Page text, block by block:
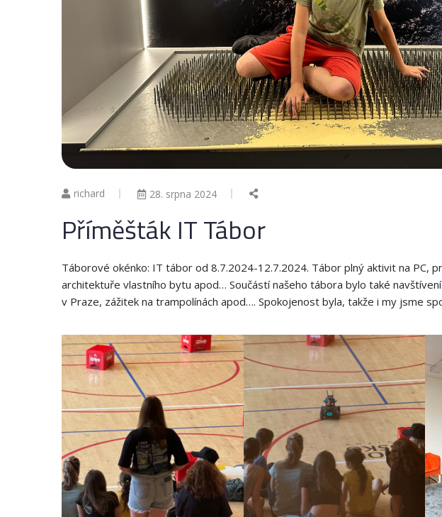
richard 28. srpna 2024
Příměšták IT Tábor
Táborové okénko: IT tábor od 8.7.2024-12.7.2024. Tábor plný aktivit na PC,
architektuře vlastního bytu apod… Součástí našeho tábora bylo také
v Praze, zážitek na trampolínách apod…. Spokojenost byla, takže i my jsme